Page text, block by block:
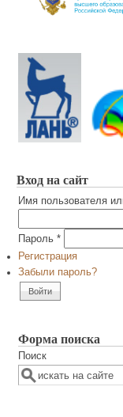
Вход на сайт
Имя пользователя
Пароль *
Регистрация
Забыли пароль?
Форма поиска
Поиск